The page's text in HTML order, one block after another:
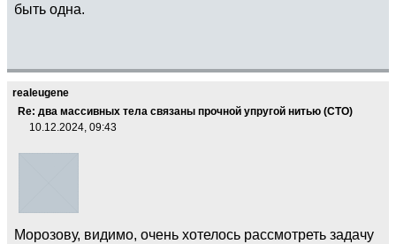
быть одна.
realeugene
Re: два массивных тела связаны прочной упругой нитью (СТО)
10.12.2024, 09:43
Морозову, видимо, очень хотелось рассмотреть задачу